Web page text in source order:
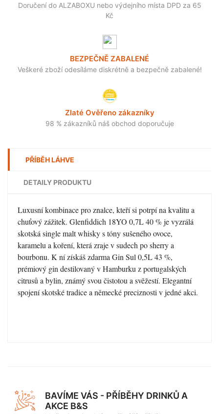
Doručení do ALZABOXU nebo výdejního místa DPD za 65
Kč
BEZPEČNĚ ZABALENÉ
Veškeré zboží odesíláme diskrétně a bezpečně zabalené!
Zlaté Ověřeno zákazníky
98 % zákazníků náš obchod doporučuje
PŘÍBĚH LÁHVE
DETAILY PRODUKTU
Luxusní kombinace pro znalce, kteří si potrpí na kvalitu a
chuťový zážitek. Glenfiddich 18YO 0,7L 40 % je vyzrálá
skotská single malt whisky s tóny sušeného ovoce,
karamelu a koření, která zraje v sudech po sherry a
bourbonu. K ní získáš zdarma Gin Sul 0,5L 43 %,
prémiový gin destilovaný v Hamburku z portugalských
citrusů a bylin, známý svou čistotou a svěžestí. Elegantní
spojení skotské tradice a německé preciznosti v jedné akci.
BAVÍME VÁS - PŘÍBĚHY DRINKŮ A
AKCE B&S